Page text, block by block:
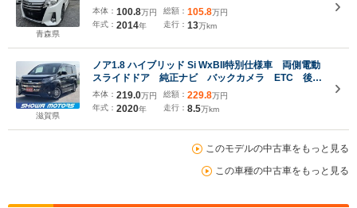
青森県
本体： 100.8万円
年式： 2014年
総額： 105.8万円
走行： 13万km
滋賀県
ノア1.8 ハイブリッド Si WxBII特別仕様車 両側電動
スライドドア 純正ナビ バックカメラ ETC 後席
サンシェード シートヒーター 衝突被害軽減 純正
アルミホイール
本体： 219.0万円
年式： 2020年
総額： 229.8万円
走行： 8.5万km
このモデルの中古車をもっと見る
この車種の中古車をもっと見る